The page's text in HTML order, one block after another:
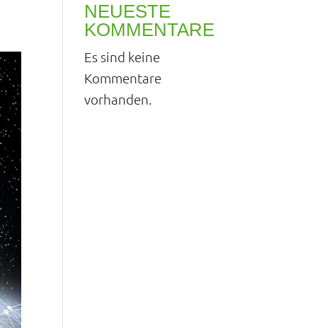
NEUESTE
KOMMENTARE
Es sind keine
Kommentare
vorhanden.